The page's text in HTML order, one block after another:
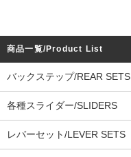
商品一覧/Product List
バックステップ/REAR SETS
各種スライダー/SLIDERS
レバーセット/LEVER SETS